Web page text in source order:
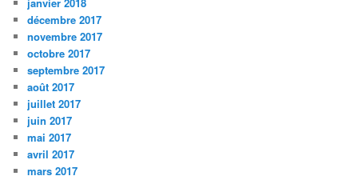
janvier 2018
décembre 2017
novembre 2017
octobre 2017
septembre 2017
août 2017
juillet 2017
juin 2017
mai 2017
avril 2017
mars 2017